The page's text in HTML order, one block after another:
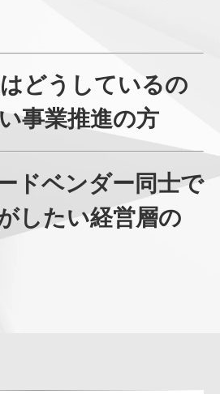
どうしているの
事業推進の方
ドベンダー同士で
したい経営層の